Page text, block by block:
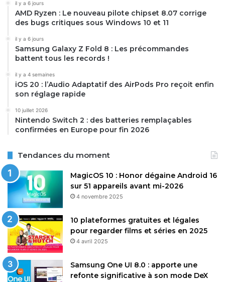
il y a 6 jours
AMD Ryzen : Le nouveau pilote chipset 8.07 corrige
des bugs critiques sous Windows 10 et 11
il y a 6 jours
Samsung Galaxy Z Fold 8 : Les précommandes
battent tous les records !
il y a 4 semaines
iOS 20 : l’Audio Adaptatif des AirPods Pro reçoit enfin
son réglage rapide
10 juillet 2026
Nintendo Switch 2 : des batteries remplaçables
confirmées en Europe pour fin 2026
Tendances du moment
MagicOS 10 : Honor dégaine Android 16
sur 51 appareils avant mi-2026
4 novembre 2025
10 plateformes gratuites et légales
pour regarder films et séries en 2025
4 avril 2025
Samsung One UI 8.0 : apporte une
refonte significative à son mode DeX